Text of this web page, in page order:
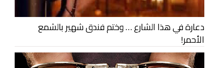
دعارة في هذا الشارع … وختم فندق شهير بالشمع
الأحمر!